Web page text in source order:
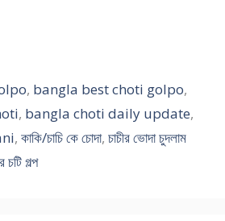
, bangla best choti golpo,
, bangla choti daily update,
, কাকি/চাচি কে চোদা, চাচীর ভোদা চুদলাম
চটি গল্প